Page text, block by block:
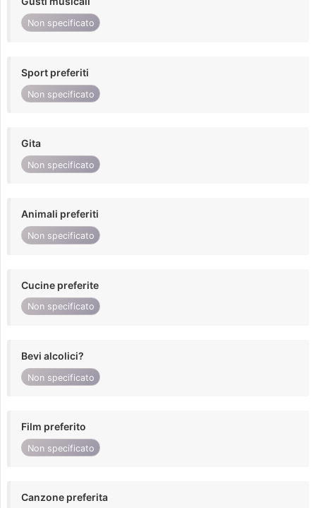
Non specificato
Sport preferiti
Non specificato
Gita
Non specificato
Animali preferiti
Non specificato
Cucine preferite
Non specificato
Bevi alcolici?
Non specificato
Film preferito
Non specificato
Canzone preferita